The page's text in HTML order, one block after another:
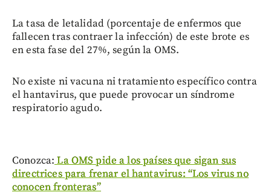
La tasa de letalidad (porcentaje de enfermos que
fallecen tras contraer la infección) de este brote es
en esta fase del 27%, según la OMS.
No existe ni vacuna ni tratamiento específico contra
el hantavirus, que puede provocar un síndrome
respiratorio agudo.
Conozca: La OMS pide a los países que sigan sus
directrices para frenar el hantavirus: “Los virus no
conocen fronteras”